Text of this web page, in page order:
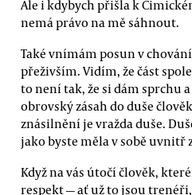
Ale i kdybych přišla k
nemá právo na mě sáhnout.
Také vnímám posun v
přeživším. Vidím, že část
to není tak, že si dám sprchu
obrovský zásah do duše
znásilnění je vražda duše.
jako byste měla v sobě
Když na vás útočí člověk,
respekt — ať už to jsou